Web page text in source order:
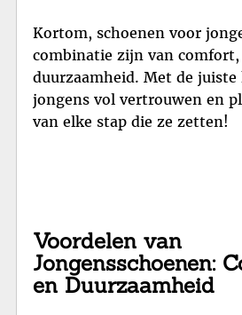
Kortom, schoenen voor
combinatie zijn van
duurzaamheid. Met de juiste
jongens vol vertrouwen en
van elke stap die ze zetten!
Voordelen van
Jongensschoenen:
en Duurzaamheid